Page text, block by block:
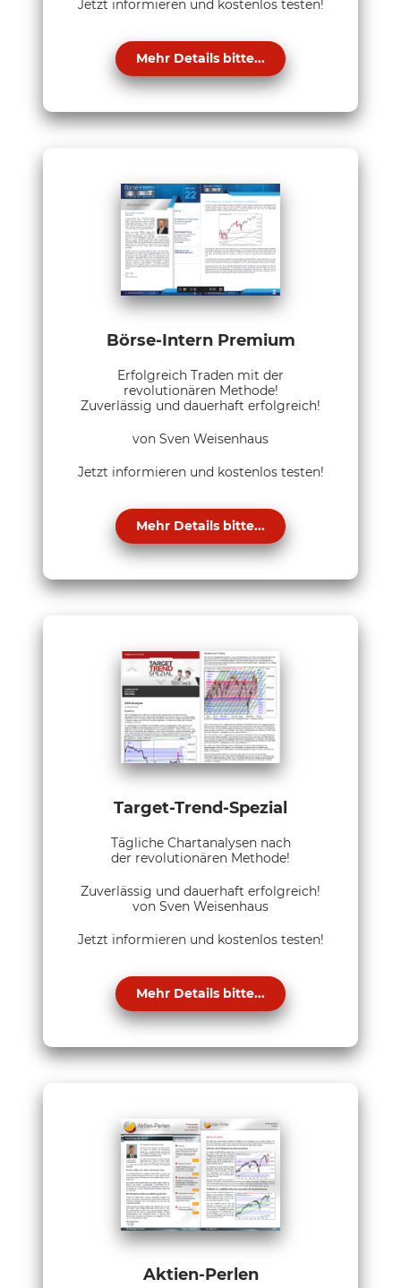
Jetzt informieren und kostenlos testen!
Mehr Details bitte...
Börse-Intern Premium
Erfolgreich Traden mit der
revolutionären Methode!
Zuverlässig und dauerhaft erfolgreich!
von Sven Weisenhaus
Jetzt informieren und kostenlos testen!
Mehr Details bitte...
Target-Trend-Spezial
Tägliche Chartanalysen nach
der revolutionären Methode!
Zuverlässig und dauerhaft erfolgreich!
von Sven Weisenhaus
Jetzt informieren und kostenlos testen!
Mehr Details bitte...
Aktien-Perlen